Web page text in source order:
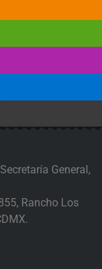
General,
Rancho Los